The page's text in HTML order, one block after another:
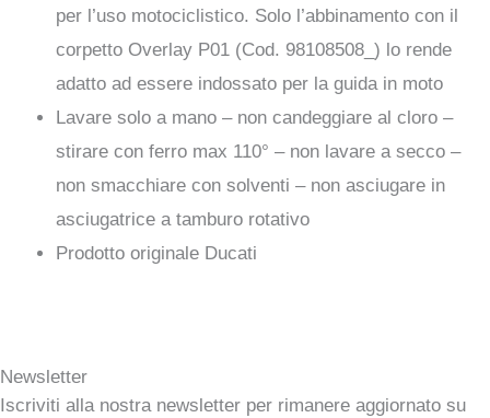
per l’uso motociclistico. Solo l’abbinamento con il
corpetto Overlay P01 (Cod. 98108508_) lo rende
adatto ad essere indossato per la guida in moto
Lavare solo a mano – non candeggiare al cloro –
stirare con ferro max 110° – non lavare a secco –
non smacchiare con solventi – non asciugare in
asciugatrice a tamburo rotativo
Prodotto originale Ducati
Newsletter
Iscriviti alla nostra newsletter per rimanere aggiornato su